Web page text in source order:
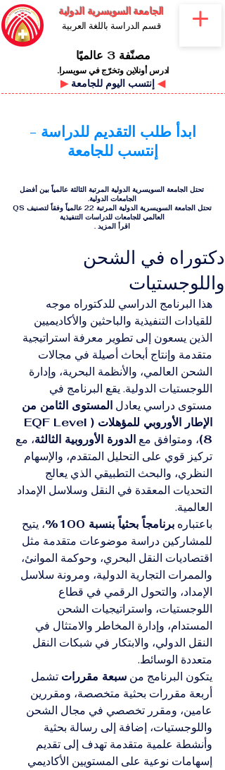
الجامعة السويسرية الدولية
قسم الدراسة باللغة العربية
مصنّفة 3 عالميًا
ادرس أونلاين وتخرّج في سويسرا.
▶ ◀
ابدأ طلب التقديم للدراسة -
إنتسب للجامعة
تحتل الجامعة السويسرية الدولية المرتبة الثالثة عالمياً بين أفضل
الجامعات الدولية.
تحتل الجامعة السويسرية الدولية المرتبة 22 عالمياً وفقاً لتصنيف QS
العالمي للجامعات للدراسات التنفيذية
اقرأ المزيد .
دكتوراه في الشحن
واللوجستيات
هذا البرنامج الدراسي للدكتوراه موجه
للقيادات التنفيذية والباحثين والأكاديميين
الذين يسعون إلى تطوير معرفة استراتيجية
متقدمة وإنتاج أبحاث أصيلة في مجالات
الشحن العالمي، والأنظمة البحرية، وإدارة
اللوجستيات الدولية. يقع البرنامج في
مستوى دراسي يعادل المستوى الثامن من
الإطار الأوروبي للمؤهلات (EQF Level
8) ، ومتوافق مع الدورة الأوروبية الثالثة، مع
تركيز قوي على التحليل المتقدم، والإسهام
النظري، والبحث التطبيقي الذي يعالج
التحديات المعقدة في النقل وسلاسل الإمداد
العالمية.
باعتباره برنامجاً بحثياً بنسبة 100%
، يتيح
للمشاركين دراسة موضوعات متقدمة مثل
اقتصاديات النقل البحري، وحوكمة الموانئ،
والممرات التجارية الدولية، ومرونة سلاسل
الإمداد، والتحول الرقمي في قطاع
اللوجستيات، واستراتيجيات الشحن
المستدام، وإدارة المخاطر والامتثال في
النقل الدولي، والابتكار في شبكات النقل
متعددة الوسائط.
يتكون البرنامج من سبعة مقررات تشمل
أربعة مقررات بحثية متخصصة، ومقررين
عامين، ومقرر تخصصي في مجال الشحن
واللوجستيات، إضافة إلى رسالة بحثية
وأنشطة علمية متقدمة تهدف إلى تقديم
إسهامات نوعية على المستويين الأكاديمي